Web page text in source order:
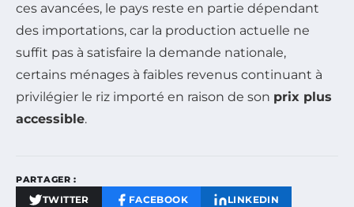
ces avancées, le pays reste en partie dépendant
des importations, car la production actuelle ne
suffit pas à satisfaire la demande nationale,
certains ménages à faibles revenus continuant à
privilégier le riz importé en raison de son prix plus
accessible.
PARTAGER :
TWITTER FACEBOOK LINKEDIN